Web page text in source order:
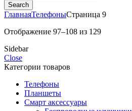
Search
ГлавнаяТелефоныСтраница 9
Отображение 97–108 из 129
Sidebar
Close
Категории товаров
Телефоны
Планшеты
Смарт аксессуары